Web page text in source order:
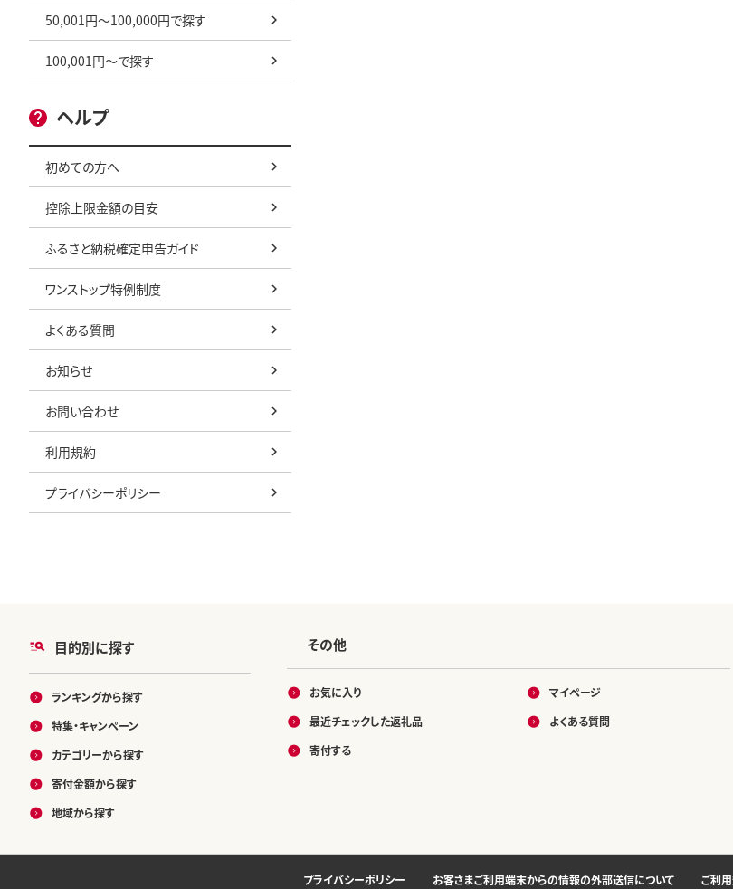
50,001円～100,000円で探す
100,001円～で探す
ヘルプ
初めての方へ
控除上限金額の目安
ふるさと納税確定申告ガイド
ワンストップ特例制度
よくある質問
お知らせ
お問い合わせ
利用規約
プライバシーポリシー
目的別に探す
ランキングから探す
特集・キャンペーン
カテゴリーから探す
寄付金額から探す
地域から探す
その他
お気に入り
最近チェックした返礼品
寄付する
マイページ
よくある質問
プライバシーポリシー お客さまご利用端末からの情報の外部送信について ご利